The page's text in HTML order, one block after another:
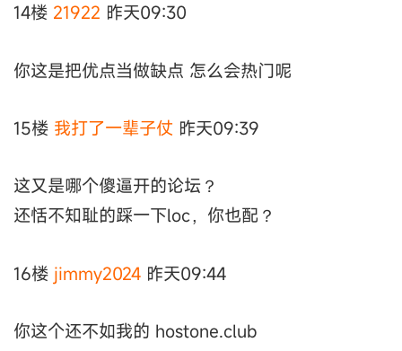
14楼 21922 昨天09:30
你这是把优点当做缺点 怎么会热门呢
15楼 我打了一辈子仗 昨天09:39
这又是哪个傻逼开的论坛？
还恬不知耻的踩一下loc，你也配？
16楼 jimmy2024 昨天09:44
你这个还不如我的 hostone.club